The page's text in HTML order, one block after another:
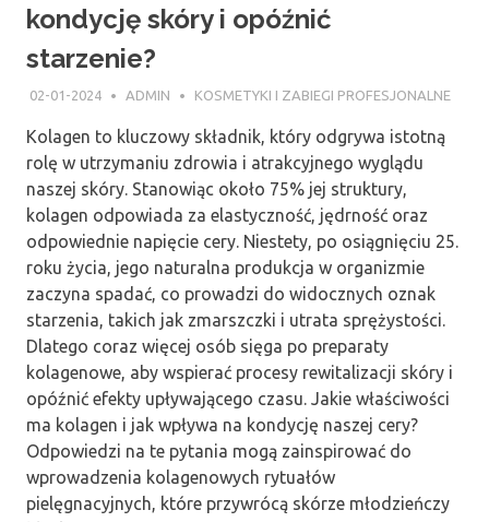
kondycję skóry i opóźnić
starzenie?
02-01-2024 ADMIN KOSMETYKI I ZABIEGI PROFESJONALNE
Kolagen to kluczowy składnik, który odgrywa istotną
rolę w utrzymaniu zdrowia i atrakcyjnego wyglądu
naszej skóry. Stanowiąc około 75% jej struktury,
kolagen odpowiada za elastyczność, jędrność oraz
odpowiednie napięcie cery. Niestety, po osiągnięciu 25.
roku życia, jego naturalna produkcja w organizmie
zaczyna spadać, co prowadzi do widocznych oznak
starzenia, takich jak zmarszczki i utrata sprężystości.
Dlatego coraz więcej osób sięga po preparaty
kolagenowe, aby wspierać procesy rewitalizacji skóry i
opóźnić efekty upływającego czasu. Jakie właściwości
ma kolagen i jak wpływa na kondycję naszej cery?
Odpowiedzi na te pytania mogą zainspirować do
wprowadzenia kolagenowych rytuałów
pielęgnacyjnych, które przywrócą skórze młodzieńczy